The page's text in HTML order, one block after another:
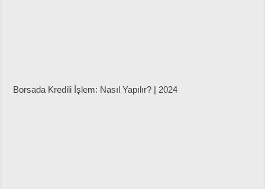
Borsada Kredili İşlem: Nasıl Yapılır? | 2024